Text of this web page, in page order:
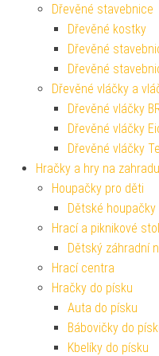
Dřevěné stavebnice
Dřevěné kostky
Dřevěné
Dřevěné
Dřevěné vláčky a
Dřevěné vláčky
Dřevěné vláčky
Dřevěné vláčky
Hračky a hry na zahradu
Houpačky pro děti
Dětské houpačky
Hrací a piknikové
Dětský záhradní
Hrací centra
Hračky do písku
Auta do písku
Bábovičky do
Kbelíky do písku